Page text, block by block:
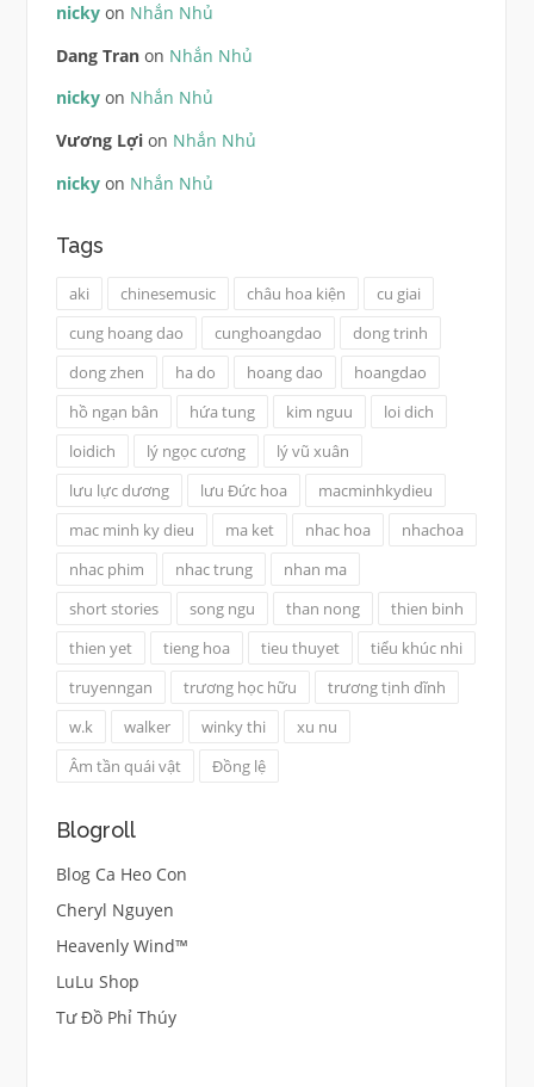
nickyon Nhắn Nhủ
Dang Tranon Nhắn Nhủ
nickyon Nhắn Nhủ
Vương Lợion Nhắn Nhủ
nickyon Nhắn Nhủ
Tags
aki chinesemusic châu hoa kiện
cu giai
cung hoang dao
cunghoangdao
dong trinh
dong zhen
ha do hoang dao
hoangdao
hồ ngạn bân
hứa tung kim nguu
loi dich
loidich
lý ngọc cương
lý vũ xuân
lưu lực dương
lưu Đức hoa
macminhkydieu
mac minh ky dieu
ma ket nhac hoa
nhachoa
nhac phim
nhac trung
nhan ma
short stories
song ngu than nong
thien binh
thien yet
tieng hoa tieu thuyet
tiểu khúc nhi
truyenngan
trương học hữu
trương tịnh dĩnh
w.k
walker winky thi
xu nu
Âm tần quái vật
Đồng lệ
Blogroll
Blog Ca Heo Con
Cheryl Nguyen
Heavenly Wind™
LuLu Shop
Tư Đồ Phỉ Thúy